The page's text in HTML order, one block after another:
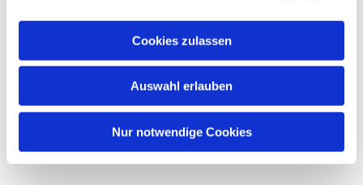
Cookies zulassen
Auswahl erlauben
Nur notwendige Cookies